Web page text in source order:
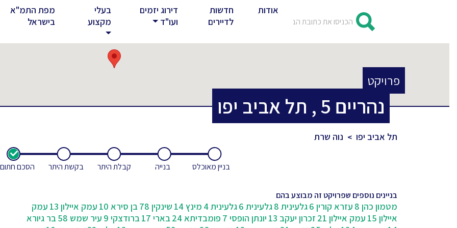
מפת התמ"א
בישראל
בעלי
מקצוע
דירוג יזמים
ועו"ד
חדשות
לדיירים
אודות
פרויקט
נהריים 5
, תל אביב יפו
תל אביב יפו נוה שרת
בניין מאוכלס בנייה קבלת היתר בקשת היתר הסכם חתום
בניינים נוספים שפרויקט זה מבוצע בהם
מטמון כהן 8 עזרא קורין 6 גלעינית 8 גלעינית 6 גלעינית 4 מינץ 14 שינקין 78 בן סירא 10 עמק איילון 13
עמק
איילון 15
עמק איילון 21 זכרון יעקב 13 יונתן הופסי 7 פומבדיתא 24 בארי 17 ברודצקי 9 עיר שמש 58
בר גיורא